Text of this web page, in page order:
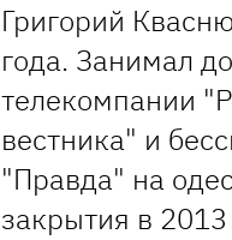
Григорий
года. Занимал
телекомпании
вестника" и
"Правда" на
закрытия в 2013